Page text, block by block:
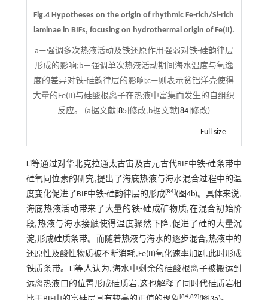
Fig.4 Hypotheses on the origin of rhythmic Fe-rich/Si-rich
laminae in BIFs, focusing on hydrothermal origin of Fe(II).
a—强调多次热液活动及铁还原作用强弱对铁-硅韵律层
形成的影响;b—强调单次热液活动期间海水温度与氧逸
度的差异对铁-硅韵律层的影响;c—则表示贫铝洋壳使得
大量的Fe(II)与硅酸根离子在热液中富集而发生的自组织
反应。 (a据文献[85 ]修改,b据文献[84 ]修改)
Full size
Li等通过对华北克拉通太古宙及古元古代BIF中铁-硅条带中
硅氧同位素的研究,提出了海底热液与海水混合过程中的温
度变化促进了BIF中铁-硅韵律层的形成[84](图4b)。具体来说,
海底热液活动带来了大量的铁-硅成矿物质,在混合初始阶
段,热液与海水接触使得温度骤然下降,促进了硅的大量沉
淀,形成硅质条带。而随着热液与海水的逐步混合,热液中的
还原性及酸性物质被不断消耗,Fe(II)氧化速率加剧,此时形成
铁质条带。Li等人认为,海水中剩余的硅酸根离子被搬运到
远离热液口的位置形成硅质岩,这也解释了同时代硅质岩相
[84,89]